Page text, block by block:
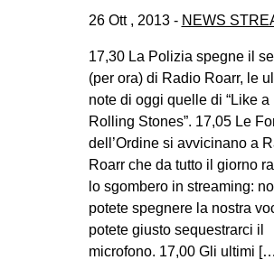
26 Ott , 2013 - NEWS
17,30 La Polizia spegne il
(per ora) di Radio Roarr, le
note di oggi quelle di “Like a
Rolling Stones”. 17,05 Le
dell’Ordine si avvicinano a
Roarr che da tutto il giorno
lo sgombero in streaming:
potete spegnere la nostra
potete giusto sequestrarci il
microfono. 17,00 Gli ultimi